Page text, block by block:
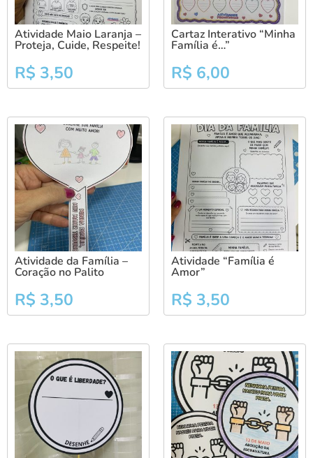
Atividade Maio Laranja –
Proteja, Cuide, Respeite!
R$ 3,50
Cartaz Interativo “Minha
Família é…”
R$ 6,00
Atividade da Família –
Coração no Palito
R$ 3,50
Atividade “Família é
Amor”
R$ 3,50